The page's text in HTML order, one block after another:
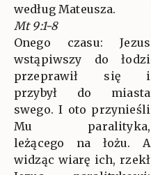
według Mateusza.
Mt 9:1-8
Onego czasu: Jezus
wstąpiwszy do łodzi
przeprawił się i
przybył do miasta
swego. I oto przynieśli
Mu paralityka,
leżącego na łożu. A
widząc wiarę ich, rzekł